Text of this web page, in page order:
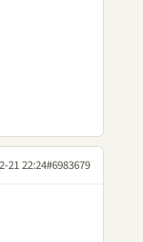
21 22:24#6983679